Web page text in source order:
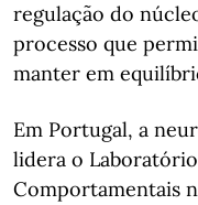
regulação do
processo que
manter em
Em Portugal, a
lidera o
Comportamentais